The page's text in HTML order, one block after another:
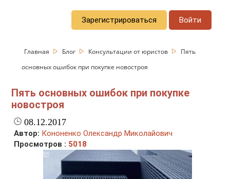
Зарегистрироваться Войти
Главная Блог Консультации от юристов
Пять
основных ошибок при покупке новостроя
Пять основных ошибок при покупке
новостроя
08.12.2017
Автор: Кононенко Олександр Миколайович
Просмотров : 5018